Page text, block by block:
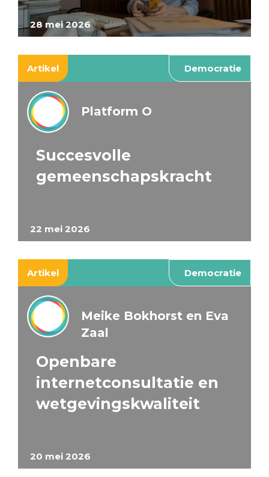
28 mei 2026
Artikel Democratie
22 mei 2026
Platform O
Succesvolle
gemeenschapskracht
Artikel Democratie
20 mei 2026
Meike Bokhorst en Eva
Zaal
Openbare
internetconsultatie en
wetgevingskwaliteit